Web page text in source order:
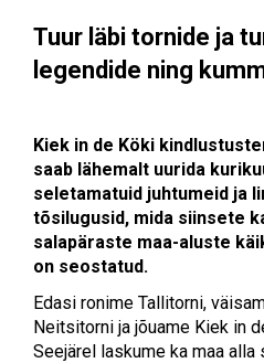
Tuur läbi tornide ja
legendide ning
Kiek in de Köki
saab lähemalt uurida
seletamatuid juhtumeid ja
tõsilugusid, mida siinsete
salapäraste maa-aluste
on seostatud​​​​​​​.
Edasi ronime Tallitorni,
Neitsitorni ja jõuame Kiek in
Seejärel laskume ka maa